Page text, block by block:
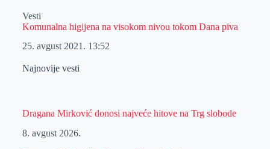
Vesti
Komunalna higijena na visokom nivou tokom Dana piva
25. avgust 2021. 13:52
Najnovije vesti
Dragana Mirković donosi najveće hitove na Trg slobode
8. avgust 2026.